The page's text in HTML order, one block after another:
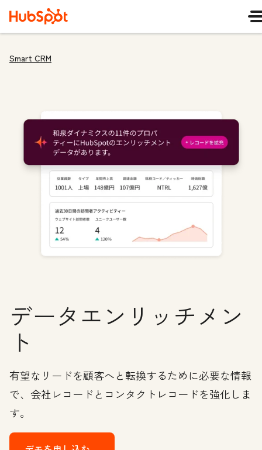
Smart CRM
データエンリッチメン
ト
有望なリードを顧客へと転換するために必要な情報
で、会社レコードとコンタクトレコードを強化しま
す。